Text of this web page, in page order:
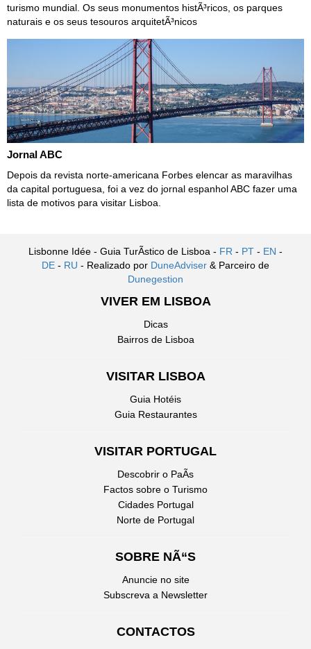
turismo mundial. Os seus monumentos histÃ³ricos, os parques
naturais e os seus tesouros arquitetÃ³nicos
Jornal ABC
Depois da revista norte-americana Forbes elencar as maravilhas
da capital portuguesa, foi a vez do jornal espanhol ABC fazer uma
lista de motivos para visitar Lisboa.
Lisbonne Idée - Guia TurÃ­stico de Lisboa - FR - PT - EN -
DE - RU - Realizado por DuneAdviser & Parceiro de
Dunegestion
VIVER EM LISBOA
Dicas
Bairros de Lisboa
VISITAR LISBOA
Guia Hotéis
Guia Restaurantes
VISITAR PORTUGAL
Descobrir o PaÃ­s
Factos sobre o Turismo
Cidades Portugal
Norte de Portugal
SOBRE NÃ“S
Anuncie no site
Subscreva a Newsletter
CONTACTOS